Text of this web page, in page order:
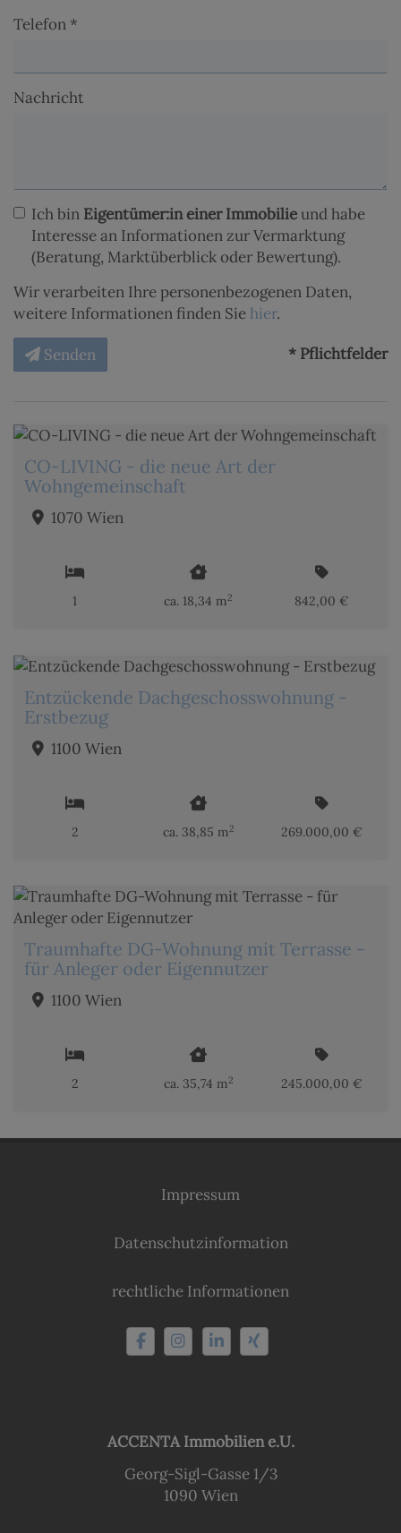
Telefon
Nachricht
Ich bin Eigentümer:in einer Immobilie und habe
Interesse an Informationen zur Vermarktung
(Beratung, Marktüberblick oder Bewertung).
Wir verarbeiten Ihre personenbezogenen Daten,
weitere Informationen finden Sie hier.
Senden * Pflichtfelder
CO-LIVING - die neue Art der
Wohngemeinschaft
1070 Wien
1 ca. 18,34 m2 842,00 €
Entzückende Dachgeschosswohnung -
Erstbezug
1100 Wien
2 ca. 38,85 m 2 269.000,00 €
Traumhafte DG-Wohnung mit Terrasse -
für Anleger oder Eigennutzer
1100 Wien
2 ca. 35,74 m2 245.000,00 €
Impressum
Datenschutzinformation
rechtliche Informationen
ACCENTA Immobilien e.U.
Georg-Sigl-Gasse 1/3
1090 Wien